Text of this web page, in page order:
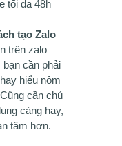
tối đa 48h
tạo Zalo
trên zalo
cần phải
hiểu nôm
cần chú
càng hay,
tâm hơn.